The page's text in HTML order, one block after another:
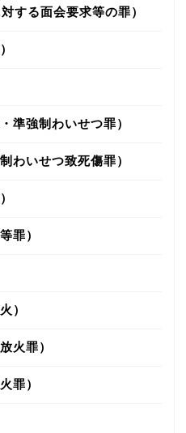
する面会要求等の罪）
準強制わいせつ罪）
わいせつ致死傷罪）
罪）
）
火罪）
罪）